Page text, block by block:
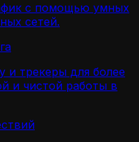
с помощью умных
сетей.
и трекеры для более
и чистой работы в